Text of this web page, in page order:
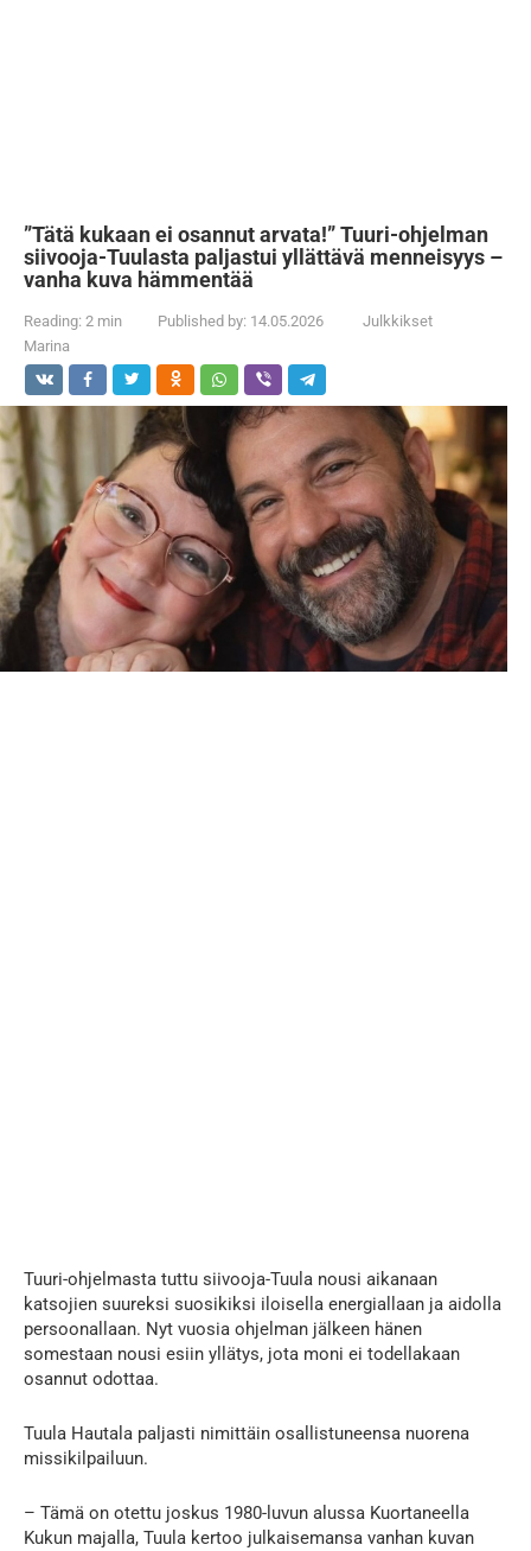
”Tätä kukaan ei osannut arvata!” Tuuri-ohjelman
siivooja-Tuulasta paljastui yllättävä menneisyys –
vanha kuva hämmentää
Reading: 2 min Published by: 14.05.2026
Julkkikset
Marina
Tuuri-ohjelmasta tuttu siivooja-Tuula nousi aikanaan
katsojien suureksi suosikiksi iloisella energiallaan ja aidolla
persoonallaan. Nyt vuosia ohjelman jälkeen hänen
somestaan nousi esiin yllätys, jota moni ei todellakaan
osannut odottaa.
Tuula Hautala paljasti nimittäin osallistuneensa nuorena
missikilpailuun.
– Tämä on otettu joskus 1980-luvun alussa Kuortaneella
Kukun majalla, Tuula kertoo julkaisemansa vanhan kuvan